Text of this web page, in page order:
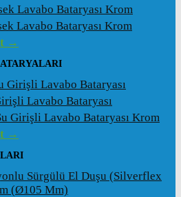
Lavabo Bataryası Krom
Lavabo Bataryası Krom
→
Girişli Lavabo Bataryası
Lavabo Bataryası
Girişli Lavabo Bataryası Krom
→
Sürgülü El Duşu (Silverflex
(ø105 Mm)